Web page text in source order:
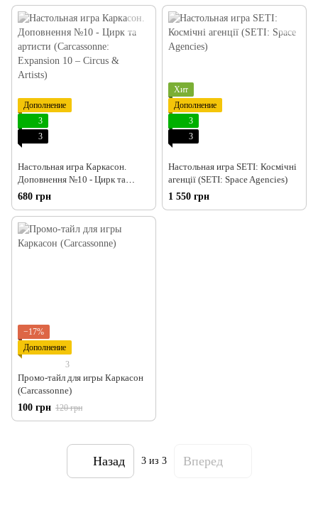
Builders)
Дополнение
3
3
Настольная игра Каркасон.
Доповнення №10 - Цирк та
артисти (Carcassonne: Expansion
10 – Circus & Artists)
680 грн
Хит
Дополнение
3
3
Настольная игра SETI: Космічні
агенції (SETI: Space Agencies)
1 550 грн
−17%
Дополнение
3
Промо-тайл для игры Каркасон
(Carcassonne)
100 грн 120 грн
Назад 3из 3 Вперед